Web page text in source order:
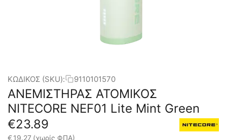
ΚΩΔΙΚΟΣ (SKU): 9110101570
ΑΝΕΜΙΣΤΗΡΑΣ ΑΤΟΜΙΚΟΣ
NITECORE NEF01 Lite Mint Green
€23.89
€19.27 (χωρίς ΦΠΑ)